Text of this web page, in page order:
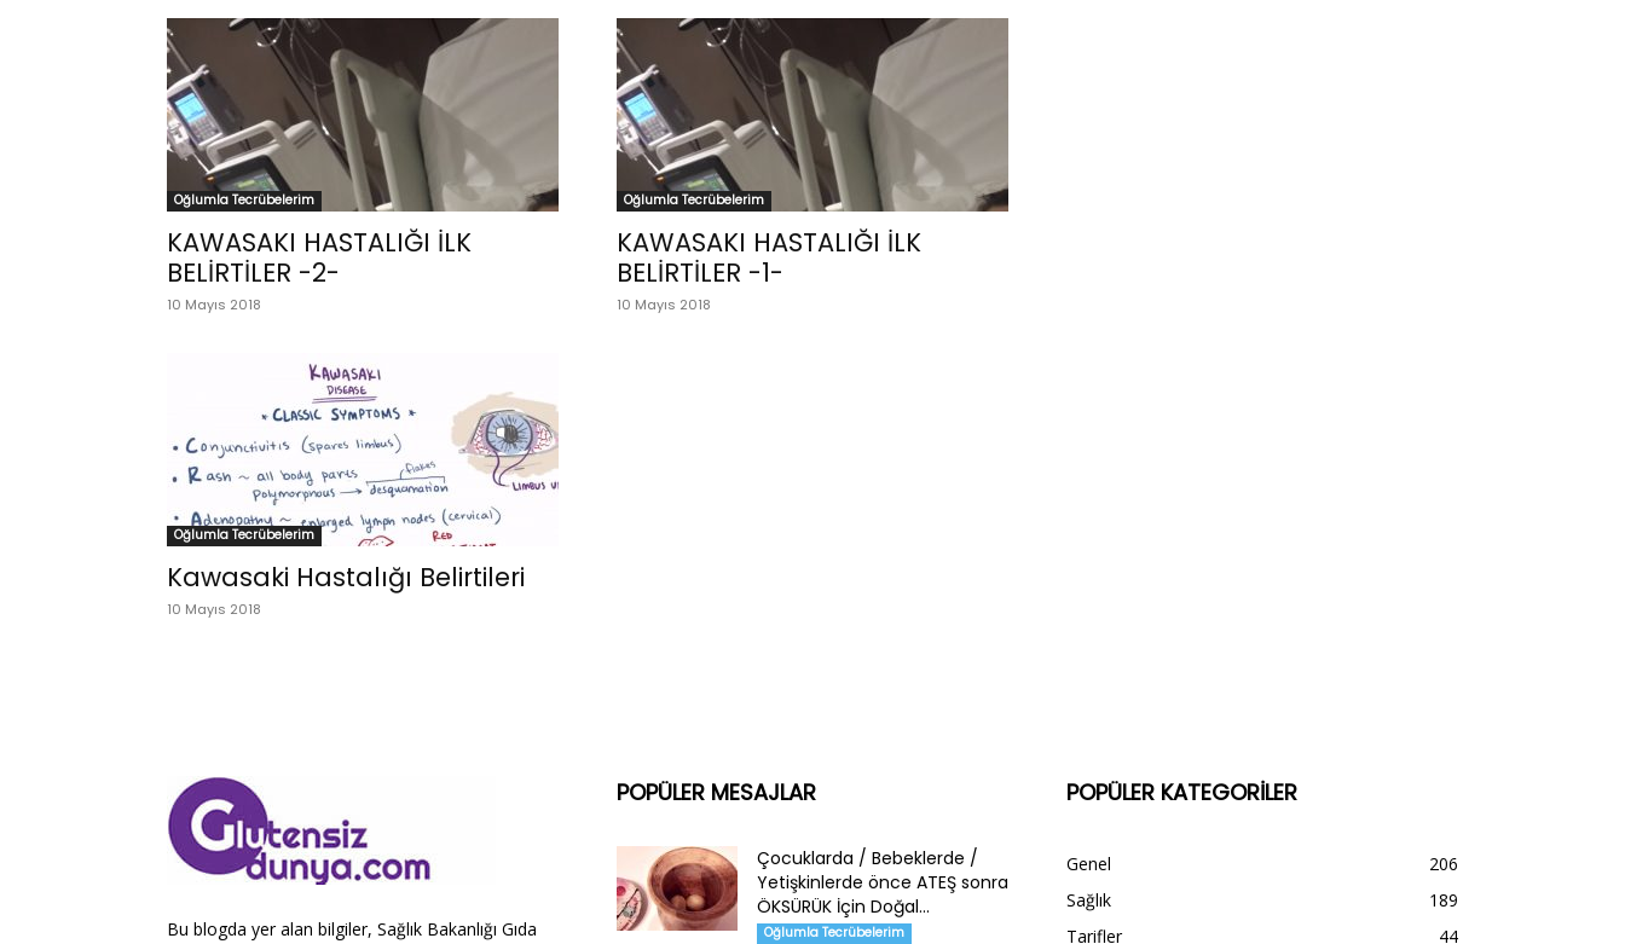
Oğlumla Tecrübelerim
KAWASAKI HASTALIĞI İLK
BELİRTİLER -2-
10 Mayıs 2018
Oğlumla Tecrübelerim
KAWASAKI HASTALIĞI İLK
BELİRTİLER -1-
10 Mayıs 2018
Oğlumla Tecrübelerim
Kawasaki Hastalığı Belirtileri
10 Mayıs 2018
Bu blogda yer alan bilgiler, Sağlık Bakanlığı Gıda
POPÜLER MESAJLAR
Çocuklarda / Bebeklerde /
Yetişkinlerde önce ATEŞ sonra
ÖKSÜRÜK İçin Doğal...
Oğlumla Tecrübelerim
POPÜLER KATEGORİLER
Genel
206
Sağlık
189
Tarifler
44